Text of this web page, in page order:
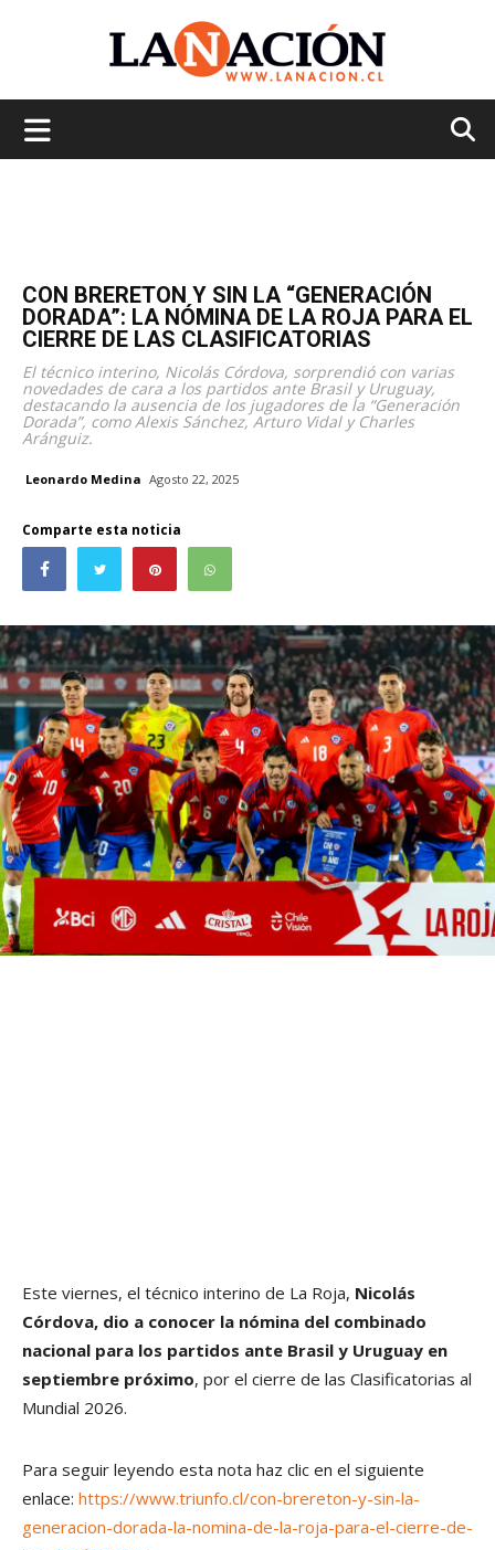
CON BRERETON Y SIN LA “GENERACIÓN
DORADA”: LA NÓMINA DE LA ROJA PARA EL
CIERRE DE LAS CLASIFICATORIAS
El técnico interino, Nicolás Córdova, sorprendió con varias
novedades de cara a los partidos ante Brasil y Uruguay,
destacando la ausencia de los jugadores de la “Generación
Dorada”, como Alexis Sánchez, Arturo Vidal y Charles
Aránguiz.
Leonardo Medina Agosto 22, 2025
Comparte esta noticia
Este viernes, el técnico interino de La Roja, Nicolás
Córdova, dio a conocer la nómina del combinado
nacional para los partidos ante Brasil y Uruguay en
septiembre próximo, por el cierre de las Clasificatorias al
Mundial 2026.
Para seguir leyendo esta nota haz clic en el siguiente
enlace: https://www.triunfo.cl/con-brereton-y-sin-la-
generacion-dorada-la-nomina-de-la-roja-para-el-cierre-de-